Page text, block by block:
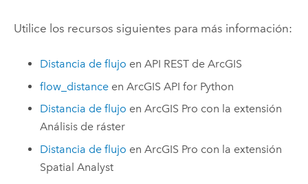
Utilice los recursos siguientes para más información:
Distancia de flujo enAPI REST de ArcGIS
flow_distance enArcGIS API for Python
Distancia de flujo enArcGIS Pro con la extensión
Análisis de ráster
Distancia de flujo enArcGIS Pro con la extensión
Spatial Analyst